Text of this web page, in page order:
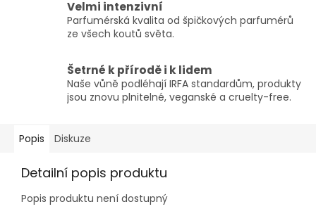
Velmi intenzivní
Parfumérská kvalita od špičkových parfumérů
ze všech koutů světa.
Šetrné k přírodě i k lidem
Naše vůně podléhají IRFA standardům, produkty
jsou znovu plnitelné, veganské a cruelty-free.
Popis Diskuze
Detailní popis produktu
Popis produktu není dostupný